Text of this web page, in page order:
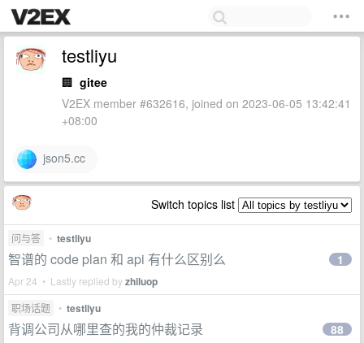
testliyu
🏢 gitee
V2EX member #632616, joined on 2023-06-05 13:42:41
+08:00
json5.cc
Switch topics list
问与答 • testliyu
智谱的 code plan 和 api 有什么区别么
Apr 24 • Lastly replied byzhiluop
1
职场话题 • testliyu
背调公司从哪里查的我的仲裁记录 88